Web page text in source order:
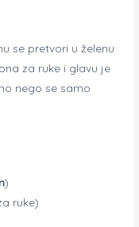
se pretvori u želenu
za ruke i glavu je
nego se samo
)
ruke)